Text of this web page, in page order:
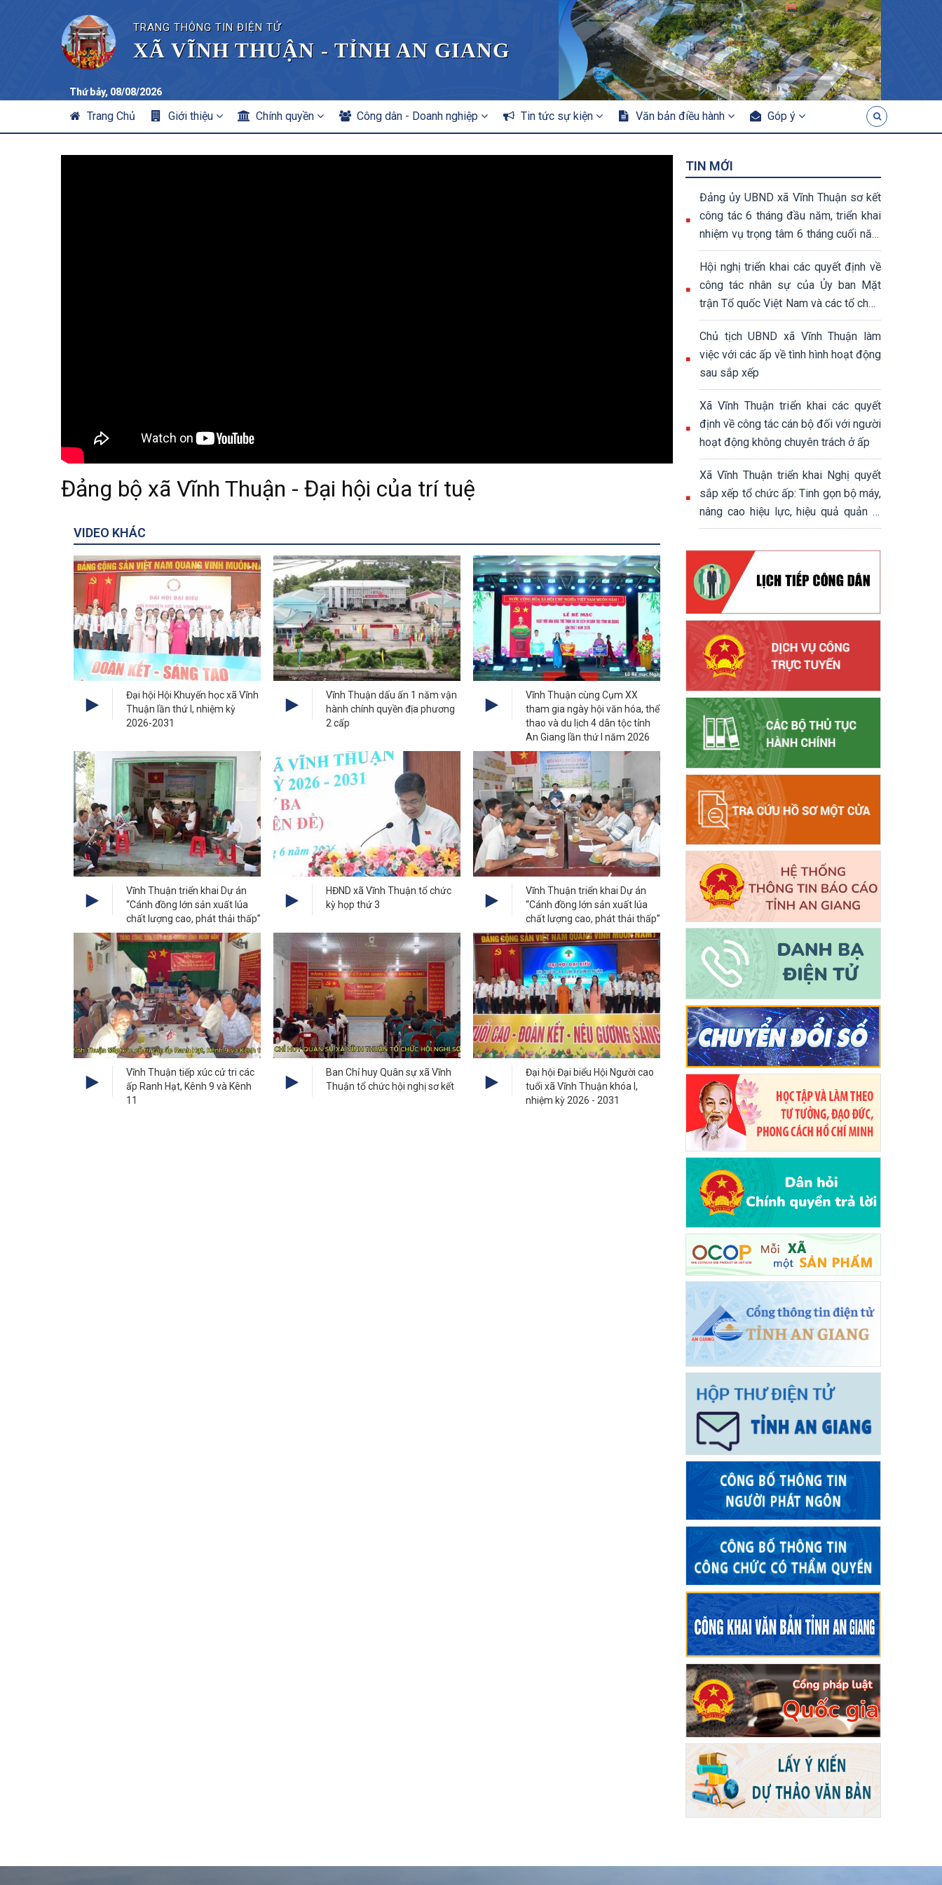
TRANG THÔNG TIN ĐIỆN TỬ
XÃ VĨNH THUẬN - TỈNH AN GIANG
Thứ bảy, 08/08/2026
NAVIGATION
Trang Chủ Giới thiệu Chính quyền Công dân - Doanh nghiệp Tin tức sự kiện Văn bản điều hành Góp ý
Đảng bộ xã Vĩnh Thuận - Đại hội của trí tuệ
VIDEO KHÁC
Đại hội Hội Khuyến học xã Vĩnh
Thuận lần thứ I, nhiệm kỳ
2026-2031
Vĩnh Thuận dấu ấn 1 năm vận
hành chính quyền địa phương
2 cấp
Vĩnh Thuận cùng Cụm XX
tham gia ngày hội văn hóa, thể
thao và du lịch 4 dân tộc tỉnh
An Giang lần thứ I năm 2026
Vĩnh Thuận triển khai Dự án
“Cánh đồng lớn sản xuất lúa
chất lượng cao, phát thải thấp”
HĐND xã Vĩnh Thuận tổ chức
kỳ họp thứ 3
Vĩnh Thuận triển khai Dự án
“Cánh đồng lớn sản xuất lúa
chất lượng cao, phát thải thấp”
Vĩnh Thuận tiếp xúc cử tri các
ấp Ranh Hạt, Kênh 9 và Kênh
11
Ban Chỉ huy Quân sự xã Vĩnh
Thuận tổ chức hội nghị sơ kết
Đại hội Đại biểu Hội Người cao
tuổi xã Vĩnh Thuận khóa I,
nhiệm kỳ 2026 - 2031
TIN MỚI
Đảng ủy UBND xã Vĩnh Thuận sơ kết
công tác 6 tháng đầu năm, triển khai
nhiệm vụ trọng tâm 6 tháng cuối năm
2026
Hội nghị triển khai các quyết định về
công tác nhân sự của Ủy ban Mặt
trận Tổ quốc Việt Nam và các tổ chức
chính trị - xã hội xã Vĩnh Thuận
Chủ tịch UBND xã Vĩnh Thuận làm
việc với các ấp về tình hình hoạt động
sau sắp xếp
Xã Vĩnh Thuận triển khai các quyết
định về công tác cán bộ đối với người
hoạt động không chuyên trách ở ấp
Xã Vĩnh Thuận triển khai Nghị quyết
sắp xếp tổ chức ấp: Tinh gọn bộ máy,
nâng cao hiệu lực, hiệu quả quản lý
cơ sở